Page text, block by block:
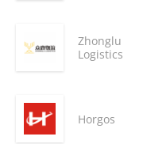
Zhonglu
Logistics
Horgos